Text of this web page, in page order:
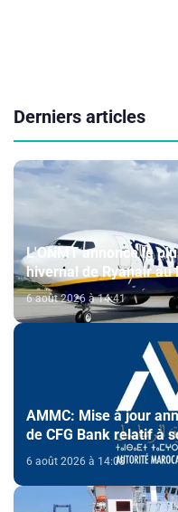
Derniers articles
L'ONMT annonce le
hivernal de Ryanair au
6 août 2026 à 14:41
AMMC: Mise à jour
de CFG Bank relatif à
certificats de dépôt
6 août 2026 à 14:08